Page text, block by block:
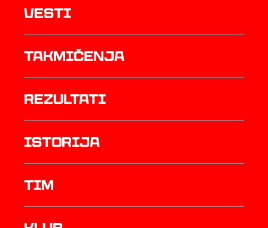
Vesti
Takmičenja
rezultati
istorija
TIM